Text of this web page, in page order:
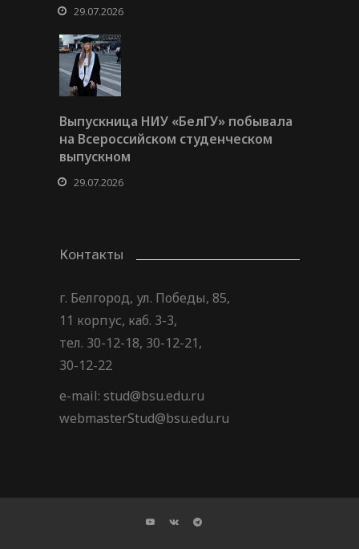
29.07.2026
Выпускница НИУ «БелГУ» побывала
на Всероссийском студенческом
выпускном
29.07.2026
Контакты
г. Белгород, ул. Победы, 85,
11 корпус, каб. 3-3,
тел. 30-12-18, 30-12-21,
30-12-22
e-mail: stud@bsu.edu.ru
webmasterStud@bsu.edu.ru